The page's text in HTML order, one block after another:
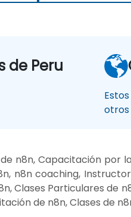
de Peru
n8n, Capacitación por
n8n coaching,
Clases Particulares de
de n8n, Clases de